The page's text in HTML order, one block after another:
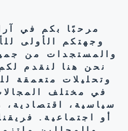
مرحبًا بكم في
وجهتكم الأولى
والمستجدات من
نحن هنا لنقدم
وتحليلات متعمقة
في مختلف
سياسية، اقتصادية،
أو اجتماعية.